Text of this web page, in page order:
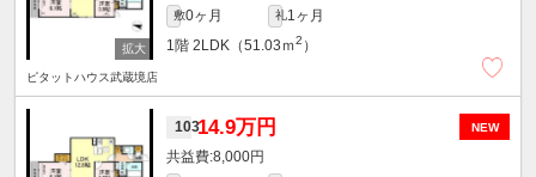
敷0ヶ月 礼1ヶ月
1階 2LDK（51.03ｍ2 ）
ピタットハウス武蔵境店
NEW
10314.9万円
8,000円